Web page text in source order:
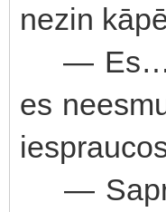
nezin
— Es…
es
—